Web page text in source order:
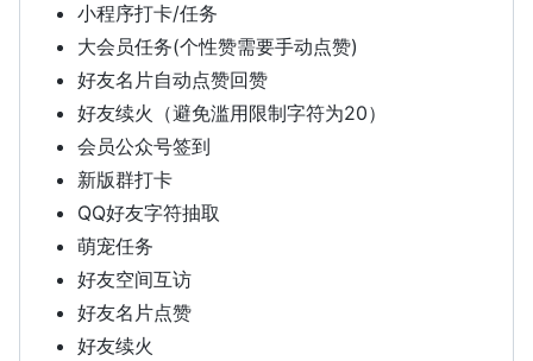
小程序打卡/任务
大会员任务(个性赞需要手动点赞)
好友名片自动点赞回赞
好友续火（避免滥用限制字符为20）
会员公众号签到
新版群打卡
QQ好友字符抽取
萌宠任务
好友空间互访
好友名片点赞
好友续火